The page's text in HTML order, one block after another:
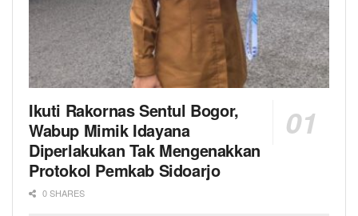
Ikuti Rakornas Sentul Bogor,
Wabup Mimik Idayana
Diperlakukan Tak Mengenakkan
Protokol Pemkab Sidoarjo
0 SHARES